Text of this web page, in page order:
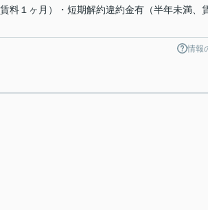
料１ヶ月）・短期解約違約金有（半年未満、
情報